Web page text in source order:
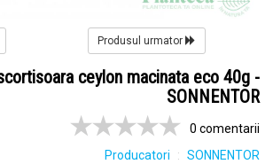
Produsul urmator
ceylon macinata eco 40g -
SONNENTOR
0 comentarii
Producatori
SONNENTOR